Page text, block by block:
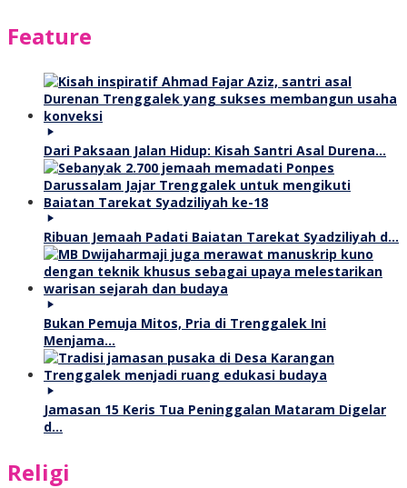
Feature
Dari Paksaan Jalan Hidup: Kisah Santri Asal Durena…
Ribuan Jemaah Padati Baiatan Tarekat Syadziliyah d…
Bukan Pemuja Mitos, Pria di Trenggalek Ini
Menjama…
Jamasan 15 Keris Tua Peninggalan Mataram Digelar
d…
Religi